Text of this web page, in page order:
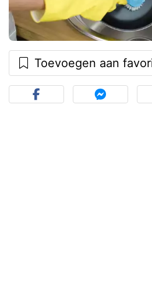
Toevoegen aan